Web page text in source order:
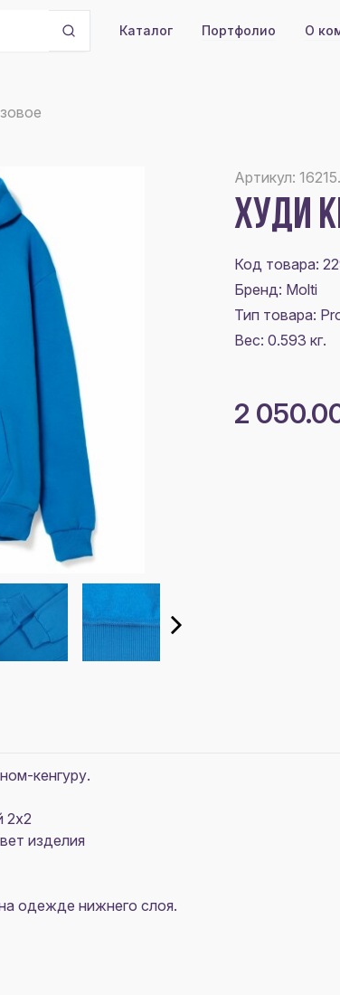
Каталог Портфолио О
Артикул:
ХУДИ
Код товара:
Бренд: Molti
Тип товара:
Вес: 0.593 кг.
2
кенгуру.
2х2
изделия
одежде нижнего слоя.